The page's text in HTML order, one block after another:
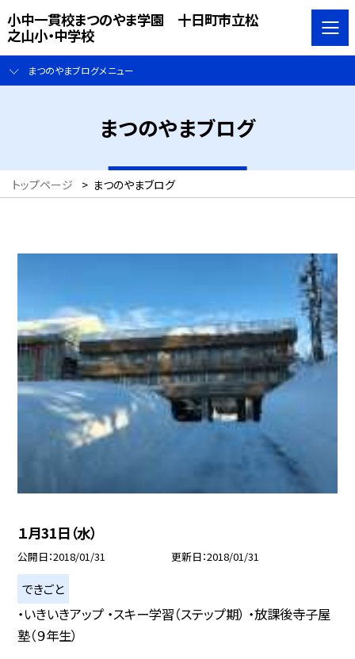
小中一貫校まつのやま学園 十日町市立松
之山小・中学校
まつのやまブログメニュー
まつのやまブログ
トップページ > まつのやまブログ
１月31日（水）
公開日 2018/01/31 更新日 2018/01/31
できごと
・いきいきアップ ・スキー学習（ステップ期） ・放課後寺子屋
塾（９年生）